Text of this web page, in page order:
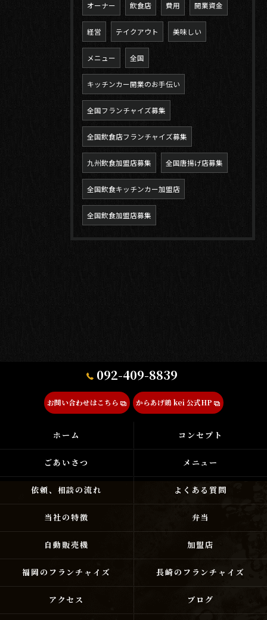
オーナー 飲食店 費用 開業資金
経営 テイクアウト 美味しい
メニュー 全国
キッチンカー開業のお手伝い
全国フランチャイズ募集
全国飲食店フランチャイズ募集
九州飲食加盟店募集 全国唐揚げ店募集
全国飲食キッチンカー加盟店
全国飲食加盟店募集
092-409-8839
お問い合わせはこちら からあげ鶏 kei 公式HP
ホーム コンセプト
ごあいさつ メニュー
依頼、相談の流れ よくある質問
当社の特徴 弁当
自動販売機 加盟店
福岡のフランチャイズ 長崎のフランチャイズ
アクセス ブログ